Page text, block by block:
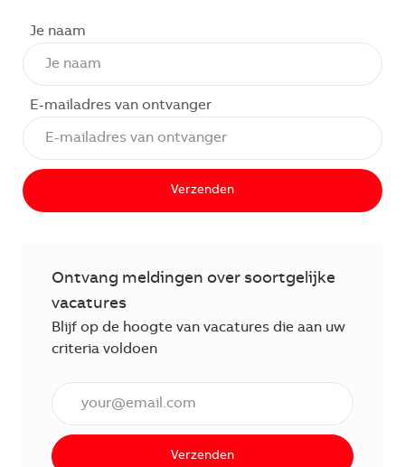
Je naam
E-mailadres van ontvanger
Verzenden
Ontvang meldingen over soortgelijke
vacatures
Blijf op de hoogte van vacatures die aan uw
criteria voldoen
Verzenden